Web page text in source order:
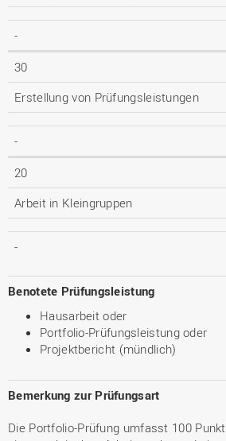
-
30
Erstellung von Prüfungsleistungen
-
20
Arbeit in Kleingruppen
-
Benotete Prüfungsleistung
Hausarbeit oder
Portfolio-Prüfungsleistung oder
Projektbericht (mündlich)
Bemerkung zur Prüfungsart
Die Portfolio-Prüfung umfasst 100